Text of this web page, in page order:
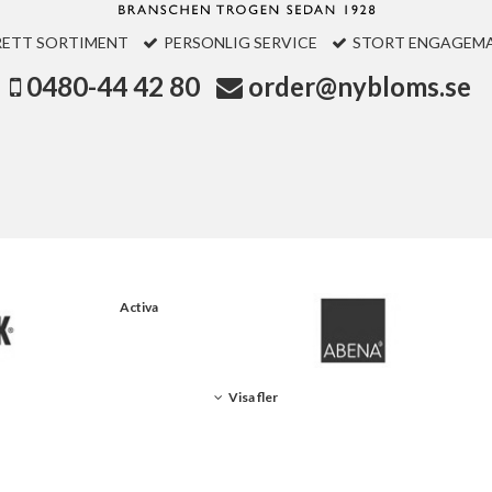
SORTIMENT PERSONLIG SERVICE STORT
0480-44 42 80 order@nybloms.se
Activa
Visa fler